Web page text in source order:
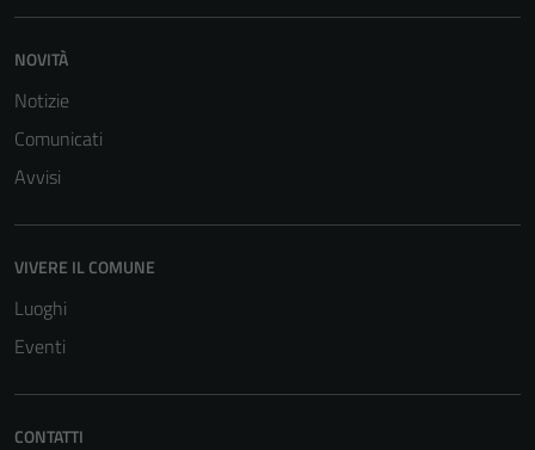
NOVITÀ
Notizie
Comunicati
Avvisi
VIVERE IL COMUNE
Luoghi
Eventi
CONTATTI